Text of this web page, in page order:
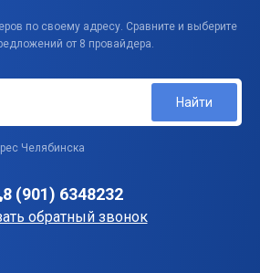
по своему адресу. Сравните и выберите
от 8 провайдера.
Найти
Челябинска
8 (901) 6348232
обратный звонок